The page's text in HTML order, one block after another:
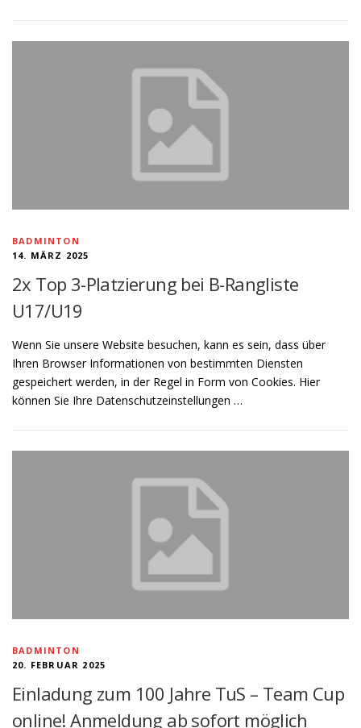
BADMINTON
14. MÄRZ 2025
2x Top 3-Platzierung bei B-Rangliste
U17/U19
Wenn Sie unsere Website besuchen, kann es sein, dass über
Ihren Browser Informationen von bestimmten Diensten
gespeichert werden, in der Regel in Form von Cookies. Hier
können Sie Ihre Datenschutzeinstellungen …
BADMINTON
20. FEBRUAR 2025
Einladung zum 100 Jahre TuS – Team Cup
online! Anmeldung ab sofort möglich